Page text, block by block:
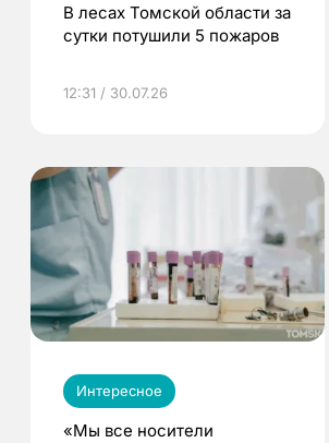
В лесах Томской области за
сутки потушили 5 пожаров
12:31 / 30.07.26
Интересное
«Мы все носители